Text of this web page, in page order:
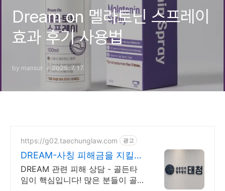
Dream on 멜라토닌 스프레이
효과 후기 사용법
by mansur 2025. 7. 17.
https://g02.taechunglaw.com 광고
DREAM-사칭 피해금을 지킬
마지막 기회
DREAM 관련 피해 상담 - 골든타
임이 핵심입니다! 많은 분들이 골